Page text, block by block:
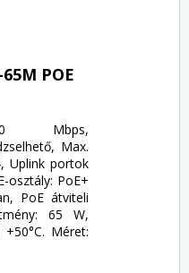
POE
Mbps,
Max.
Uplink portok
osztály: PoE+
PoE átviteli
65 W,
Méret: